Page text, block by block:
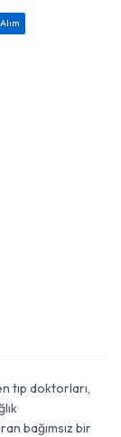
tıp doktorları,
bağımsız bir